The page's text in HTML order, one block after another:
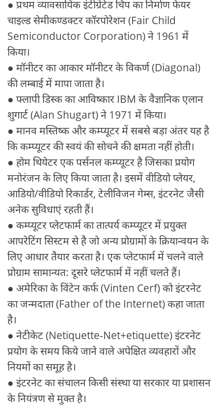
● प्रथम व्यावसायिक इंटीग्रेटेड चिप का निर्माण फेयर
चाइल्ड सेमीकण्डक्टर कॉरपोरेशन (Fair Child
Semiconductor Corporation) ने 1961 में
किया।
● मॉनीटर का आकार मॉनीटर के विकर्ण (Diagonal)
की लम्बाई में मापा जाता है।
● फ्लापी डिस्क का आविष्कार IBM के वैज्ञानिक एलान
शुगार्ट (Alan Shugart) ने 1971 में किया।
● मानव मस्तिष्क और कम्प्यूटर में सबसे बड़ा अंतर यह है
कि कम्प्यूटर की स्वयं की सोचने की क्षमता नहीं होती।
● होम थियेटर एक पर्सनल कम्प्यूटर है जिसका प्रयोग
मनोरंजन के लिए किया जाता है। इसमें वीडियो प्लेयर,
आडियो/वीडियो रिकार्डर, टेलीविजन गेम्स, इंटरनेट जैसी
अनेक सुविधाएं रहती हैं।
● कम्प्यूटर प्लेटफार्म का तात्पर्य कम्प्यूटर में प्रयुक्त
आपरेटिंग सिस्टम से है जो अन्य प्रोग्रामों के क्रियान्वयन के
लिए आधार तैयार करता है। एक प्लेटफार्म में चलने वाले
प्रोग्राम सामान्यत: दूसरे प्लेटफार्म में नहीं चलते हैं।
● अमेरिका के विंटेन कर्फ (Vinten Cerf) को इंटरनेट
का जन्मदाता (Father of the Internet) कहा जाता
है।
● नेटीकेट (Netiquette-Net+etiquette) इंटरनेट
प्रयोग के समय किये जाने वाले अपेक्षित व्यवहारों और
नियमों का समूह है।
● इंटरनेट का संचालन किसी संस्था या सरकार या प्रशासन
के नियंत्रण से मुक्त है।